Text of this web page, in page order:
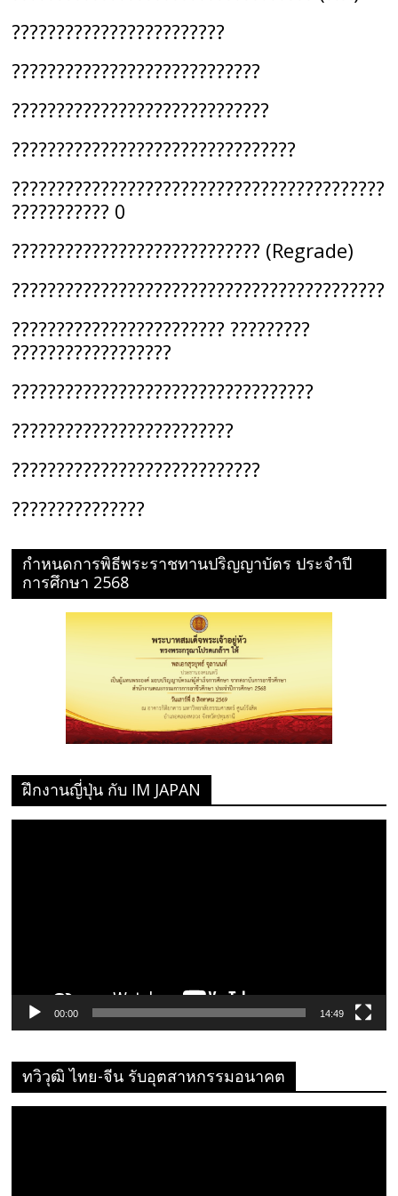
????????????????????????
????????????????????????????
?????????????????????????????
????????????????????????????????
??????????????????????????????????????????
??????????? 0
???????????????????????????? (Regrade)
??????????????????????????????????????????
???????????????????????? ?????????
??????????????????
??????????????????????????????????
?????????????????????????
????????????????????????????
???????????????
กำหนดการพิธีพระราชทานปริญญาบัตร ประจำปี
การศึกษา 2568
ฝึกงานญี่ปุ่น กับ IM JAPAN
00:00 14:49
ทวิวุฒิ ไทย-จีน รับอุตสาหกรรมอนาคต